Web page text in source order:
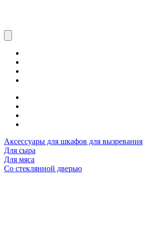
Аксессуары для шкафов для вызревания
Для сыра
Для мяса
Со стеклянной дверью